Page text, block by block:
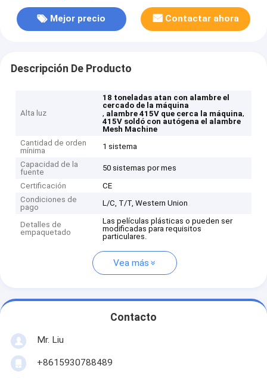
Mejor precio Contactar ahora
Descripción De Producto
Alta luz
18 toneladas atan con alambre el
cercado de la máquina
, alambre 415V que cerca la máquina,
415V soldó con autógena el alambre
Mesh Machine
Cantidad de orden
mínima
1 sistema
Capacidad de la
fuente
50 sistemas por mes
Certificación
CE
Condiciones de
pago
L/C, T/T, Western Union
Detalles de
empaquetado
Las películas plásticas o pueden ser
modificadas para requisitos
particulares.
Vea más
Contacto
Mr. Liu
+8615930788489